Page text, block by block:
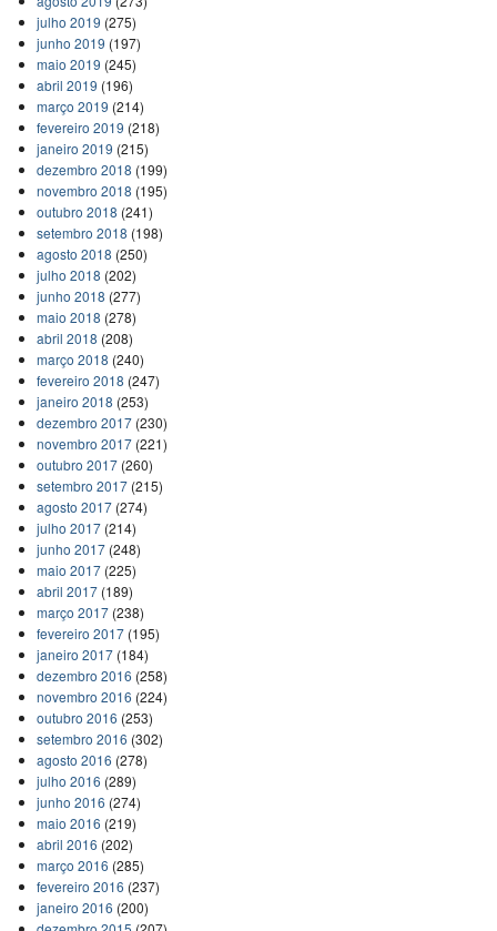
julho 2019 (275)
junho 2019 (197)
maio 2019 (245)
abril 2019 (196)
março 2019 (214)
fevereiro 2019 (218)
janeiro 2019 (215)
dezembro 2018 (199)
novembro 2018 (195)
outubro 2018 (241)
setembro 2018 (198)
agosto 2018 (250)
julho 2018 (202)
junho 2018 (277)
maio 2018 (278)
abril 2018 (208)
março 2018 (240)
fevereiro 2018 (247)
janeiro 2018 (253)
dezembro 2017(230)
novembro 2017(221)
outubro 2017(260)
setembro 2017(215)
agosto 2017(274)
julho 2017(214)
junho 2017(248)
maio 2017(225)
abril 2017(189)
março 2017(238)
fevereiro 2017(195)
janeiro 2017(184)
dezembro 2016 (258)
novembro 2016 (224)
outubro 2016 (253)
setembro 2016 (302)
agosto 2016 (278)
julho 2016 (289)
junho 2016 (274)
maio 2016 (219)
abril 2016 (202)
março 2016 (285)
fevereiro 2016 (237)
janeiro 2016 (200)